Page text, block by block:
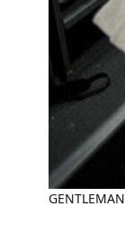
GENTLEMAN